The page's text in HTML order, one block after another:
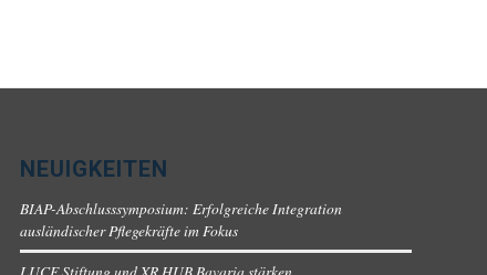
NEUIGKEITEN
BIAP-Abschlusssymposium: Erfolgreiche Integration
ausländischer Pflegekräfte im Fokus
LUCE Stiftung und XR HUB Bavaria stärken